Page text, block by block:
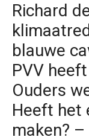
Richard
blauwe
PVV
Ouders
Heeft het
maken?